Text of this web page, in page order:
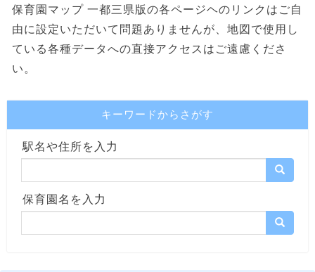
保育園マップ 一都三県版の各ページヘのリンクはご自
由に設定いただいて問題ありませんが、地図で使用し
ている各種データへの直接アクセスはご遠慮くださ
い。
キーワードからさがす
駅名や住所を入力
保育園名を入力